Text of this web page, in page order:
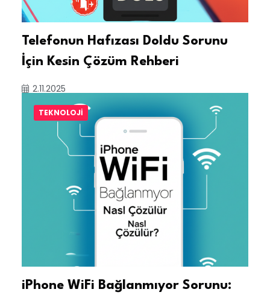
Telefonun Hafızası Doldu Sorunu
İçin Kesin Çözüm Rehberi
2.11.2025
TEKNOLOJI
iPhone WiFi Bağlanmıyor Sorunu: